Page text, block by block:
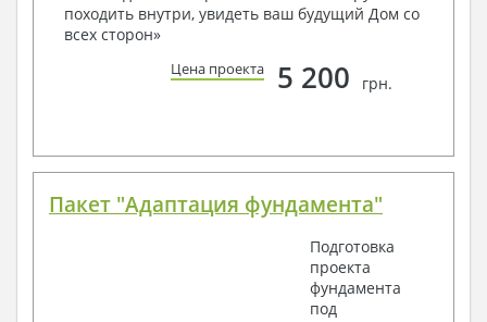
наших специалистов, Вы можете любым
способом связи: закажите обратный звонок,
по viber, e-mail, телефон -
походить внутри, увидеть ваш будущий Дом со
всех сторон»
Цена проекта 5 200 грн.
Пакет "Адаптация фундамента"
Подготовка
проекта
фундамента
под